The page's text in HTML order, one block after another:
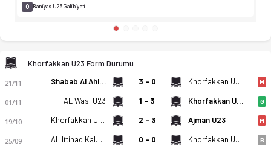
0 Baniyas U23 Galibiyeti
Khorfakkan U23 Form Durumu
21/11 Shabab Al Ahli U23 3 - 0 Khorfakkan U23 M
01/11 AL Wasl U23 1 - 3 Khorfakkan U23 G
19/10 Khorfakkan U23 2 - 3 Ajman U23 M
25/09 AL Ittihad Kalba U23 0 - 0 Khorfakkan U23 B